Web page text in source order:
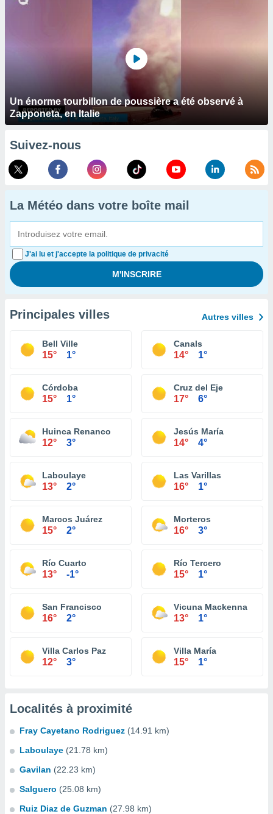
Un énorme tourbillon de poussière a été observé à
Zapponeta, en Italie
Suivez-nous
La Météo dans votre boîte mail
J'ai lu et j'accepte la politique de privacité
Principales villes Autres villes
Bell Ville
15° 1°
Canals
14° 1°
Córdoba
15° 1°
Cruz del Eje
17° 6°
Huinca Renanco
12° 3°
Jesús María
14° 4°
Laboulaye
13° 2°
Las Varillas
16° 1°
Marcos Juárez
15° 2°
Morteros
16° 3°
Río Cuarto
13° -1°
Río Tercero
15° 1°
San Francisco
16° 2°
Vicuna Mackenna
13° 1°
Villa Carlos Paz
12° 3°
Villa María
15° 1°
Localités à proximité
Fray Cayetano Rodriguez (14.91 km)
Laboulaye (21.78 km)
Gavilan (22.23 km)
Salguero (25.08 km)
Ruiz Diaz de Guzman (27.98 km)